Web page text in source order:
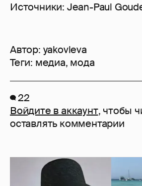
Источники: Jean-Paul
Автор: yakovleva
Теги: медиа, мода
22
Войдите в аккаунт, чтобы
оставлять комментарии